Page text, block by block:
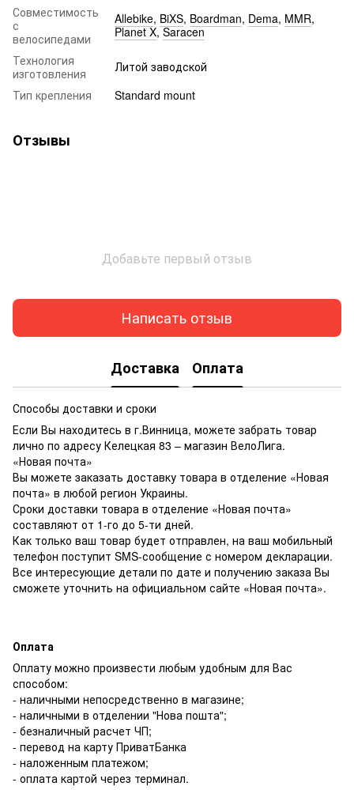
Совместимость
с
велосипедами
Allebike, BiXS, Boardman, Dema, MMR,
Planet X,Saracen
Технология
изготовления
Литой заводской
Тип крепления
Standard mount
Отзывы
Добавьте первый отзыв
Написать отзыв
Доставка Оплата
Способы доставки и сроки
Если Вы находитесь в г.Винница, можете забрать товар
лично по адресу Келецкая 83 – магазин ВелоЛига.
«Новая почта»
Вы можете заказать доставку товара в отделение «Новая
почта» в любой регион Украины.
Сроки доставки товара в отделение «Новая почта»
составляют от 1-го до 5-ти дней.
Как только ваш товар будет отправлен, на ваш мобильный
телефон поступит SMS-сообщение с номером декларации.
Все интересующие детали по дате и получению заказа Вы
сможете уточнить на официальном сайте «Новая почта».
Оплата
Оплату можно произвести любым удобным для Вас
способом:
- наличными непосредственно в магазине;
- наличными в отделении "Нова пошта";
- безналичный расчет ЧП;
- перевод на карту ПриватБанка
- наложенным платежом;
- оплата картой через терминал.